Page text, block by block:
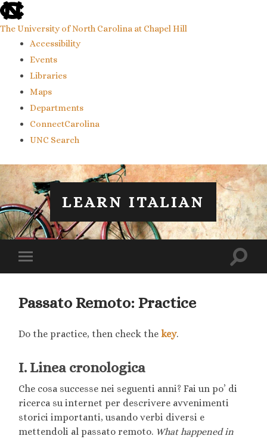
skip
to
the
utility
The University of North Carolina at Chapel Hill
Accessibility
Events
Libraries
Maps
Departments
ConnectCarolina
UNC Search
skip
to
main
LEARN ITALIAN
Toggle
mobile
Toggle
Passato Remoto: Practice
Do the practice, then check the key.
I. Linea cronologica
Che cosa successe nei seguenti anni? Fai un po’ di
ricerca su internet per descrivere avvenimenti
storici importanti, usando verbi diversi e
mettendoli al passato remoto. What happened in